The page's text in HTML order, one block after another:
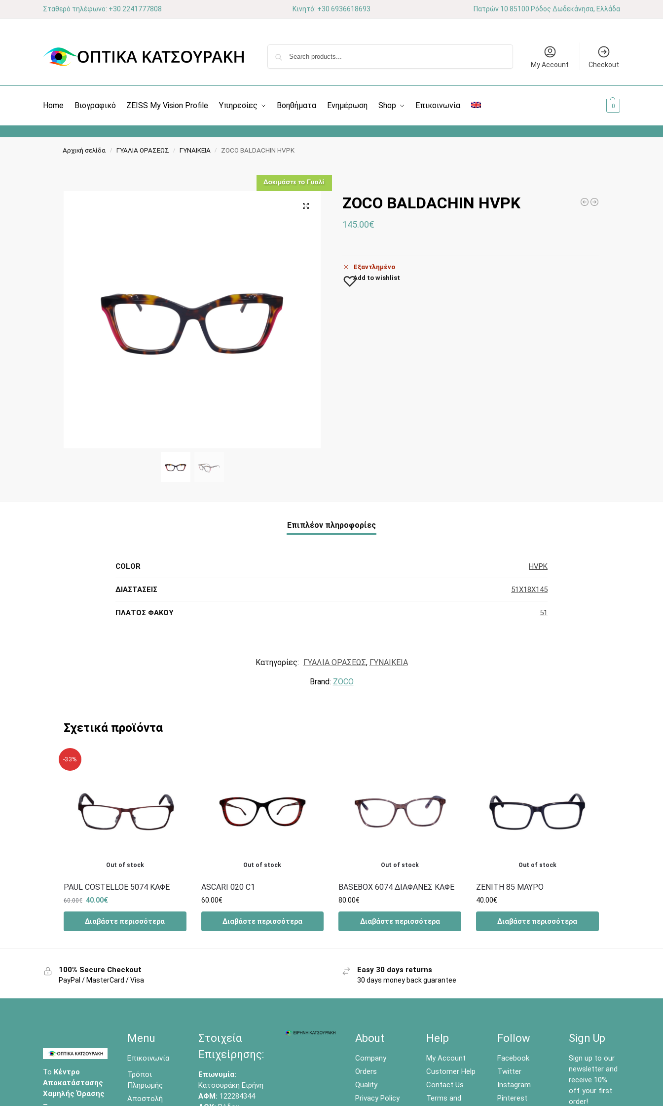
Σταθερό τηλέφωνο: +30 2241777808 Κινητό: +30 6936618693 Πατρών 10 85100 Ρόδος Δωδεκάνησα, Ελλάδα
My Account Checkout
Home Βιογραφικό ZEISS My Vision Profile Υπηρεσίες Βοηθήματα Ενημέρωση Shop Επικοινωνία 0
Αρχική σελίδα / ΓΥΑΛΙΑ ΟΡΑΣΕΩΣ / ΓΥΝΑΙΚΕΙΑ / ZOCO BALDACHIN HVPK
ZOCO BALDACHIN HVPK
145.00€
Εξαντλημένο
Add to wishlist
Επιπλέον πληροφορίες
COLOR HVPK
ΔΙΑΣΤΑΣΕΙΣ 51X18X145
ΠΛΑΤΟΣ ΦΑΚΟΥ 51
Κατηγορίες: ΓΥΑΛΙΑ ΟΡΑΣΕΩΣ, ΓΥΝΑΙΚΕΙΑ
Brand: ZOCO
Σχετικά προϊόντα
-33%
Out of stock
PAUL COSTELLOE 5074 ΚΑΦΕ
60.00€ 40.00€
Διαβάστε περισσότερα
Out of stock
ASCARI 020 C1
60.00€
Διαβάστε περισσότερα
Out of stock
BASEBOX 6074 ΔΙΑΦΑΝΕΣ ΚΑΦΕ
80.00€
Διαβάστε περισσότερα
Out of stock
ZENITH 85 ΜΑΥΡΟ
40.00€
Διαβάστε περισσότερα
100% Secure Checkout
PayPal / MasterCard / Visa
Easy 30 days returns
30 days money back guarantee
Το Κέντρο
Αποκατάστασης
Χαμηλής Όρασης
Menu
Επικοινωνία
Τρόποι
Πληρωμής
Αποστολή
Στοιχεία
Επιχείρησης:
Επωνυμία:
Κατσουράκη Ειρήνη
ΑΦΜ: 122284344
About
Company
Orders
Quality
Privacy Policy
Help
My Account
Customer Help
Contact Us
Terms and
Follow
Facebook
Twitter
Instagram
Pinterest
Sign Up
Sign up to our
newsletter and
receive 10%
off your first
order!